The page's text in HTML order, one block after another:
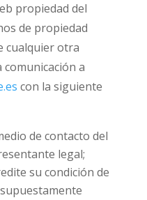
propiedad del
de propiedad
cualquier otra
a
con la siguiente
de contacto del
legal;
su condición de